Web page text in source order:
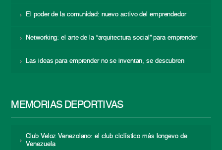
El poder de la comunidad: nuevo activo del emprendedor
Networking: el arte de la “arquitectura social” para emprender
Las ideas para emprender no se inventan, se descubren
MEMORIAS DEPORTIVAS
Club Veloz Venezolano: el club ciclístico más longevo de
Venezuela